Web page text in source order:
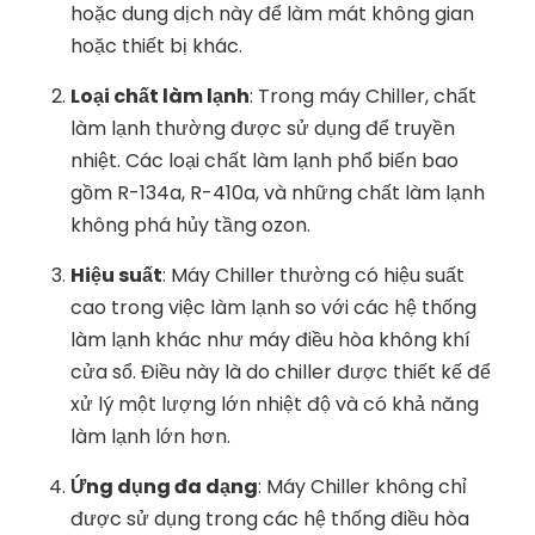
hoặc dung dịch này để làm mát không gian
hoặc thiết bị khác.
Loại chất làm lạnh: Trong máy Chiller, chất
làm lạnh thường được sử dụng để truyền
nhiệt. Các loại chất làm lạnh phổ biến bao
gồm R-134a, R-410a, và những chất làm lạnh
không phá hủy tầng ozon.
Hiệu suất: Máy Chiller thường có hiệu suất
cao trong việc làm lạnh so với các hệ thống
làm lạnh khác như máy điều hòa không khí
cửa sổ. Điều này là do chiller được thiết kế để
xử lý một lượng lớn nhiệt độ và có khả năng
làm lạnh lớn hơn.
Ứng dụng đa dạng: Máy Chiller không chỉ
được sử dụng trong các hệ thống điều hòa